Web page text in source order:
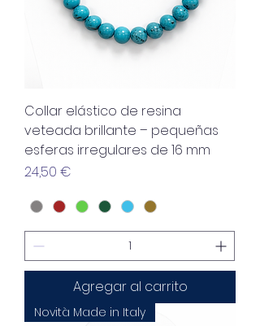
Collar elástico de resina
veteada brillante – pequeñas
esferas irregulares de 16 mm
Precio
24,50 €
Agregar al carrito
Novità Made in Italy